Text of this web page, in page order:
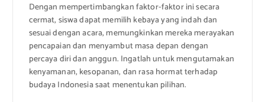
Dengan mempertimbangkan faktor-faktor ini secara
cermat, siswa dapat memilih kebaya yang indah dan
sesuai dengan acara, memungkinkan mereka merayakan
pencapaian dan menyambut masa depan dengan
percaya diri dan anggun. Ingatlah untuk mengutamakan
kenyamanan, kesopanan, dan rasa hormat terhadap
budaya Indonesia saat menentukan pilihan.